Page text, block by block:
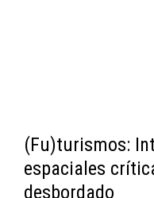
(Fu)turismos:
espaciales
desbordado